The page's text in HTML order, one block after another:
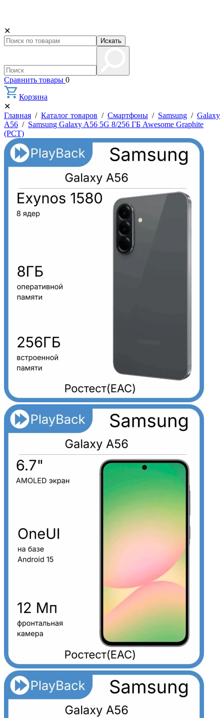
✕
Искать
Сравнить товары 0
Корзина
✕
Главная / Каталог товаров / Смартфоны / Samsung / Galaxy
A56 / Samsung Galaxy A56 5G 8/256 ГБ Awesome Graphite
(РСТ)